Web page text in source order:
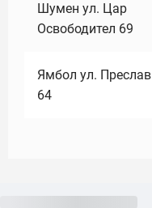
Шумен ул. Цар
Освободител 69
Ямбол ул. Преслав
64